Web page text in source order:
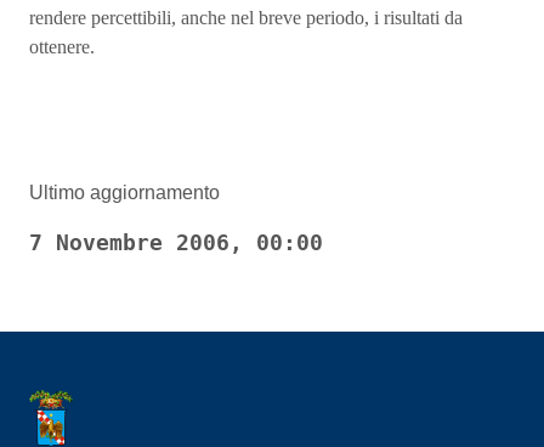
rendere percettibili, anche nel breve periodo, i risultati da
ottenere.
Ultimo aggiornamento
7 Novembre 2006, 00:00